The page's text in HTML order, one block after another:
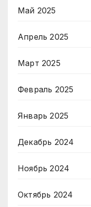
Май 2025
Апрель 2025
Март 2025
Февраль 2025
Январь 2025
Декабрь 2024
Ноябрь 2024
Октябрь 2024